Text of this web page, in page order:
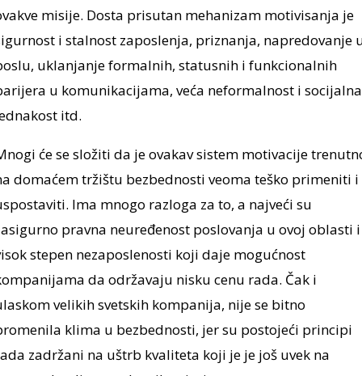
misije. Dosta prisutan mehanizam motivisanja je
i stalnost zaposlenja, priznanja, napredovanje
uklanjanje formalnih, statusnih i funkcionalnih
u komunikacijama, veća neformalnost i socijalna
itd.
će se složiti da je ovakav sistem motivacije
domaćem tržištu bezbednosti veoma teško primeniti i
Ima mnogo razloga za to, a najveći su
pravna neuređenost poslovanja u ovoj oblasti i
stepen nezaposlenosti koji daje mogućnost
da održavaju nisku cenu rada. Čak i
velikih svetskih kompanija, nije se bitno
klima u bezbednosti, jer su postojeći principi
zadržani na uštrb kvaliteta koji je je još uvek na